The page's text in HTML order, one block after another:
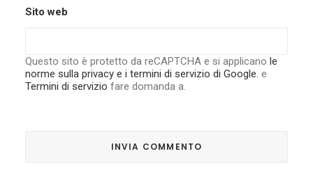
Sito web
Questo sito è protetto da reCAPTCHA e si applicano le
norme sulla privacy e i termini di servizio di Google. e
Termini di servizio fare domanda a.